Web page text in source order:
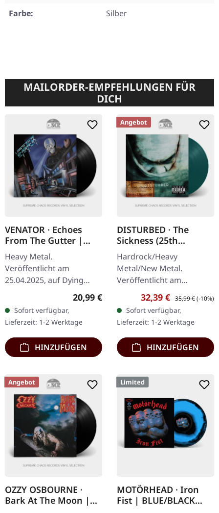
Farbe:
Silber
MAILORDER-EMPFEHLUNGEN FÜR
DICH
VENATOR · Echoes
From The Gutter |
BLACK LP
Heavy Metal.
Veröffentlicht am
25.04.2025, auf Dying
Victims Productions.
Schwarzes Vinyl mit
Insert, Poster, Sticker,
Postkarte und Download-
Code.…
Regulärer Preis:
20,99 €
Sofort verfügbar,
Lieferzeit: 1-2 Werktage
HINZUFÜGEN
Angebot
DISTURBED · The
Sickness (25th
Anniversary Edition) |
GREEN LP
Hardrock/Heavy
Metal/New Metal.
Veröffentlicht am
07.03.2025, auf Reprise
Records. Grünes Vinyl, 25
Jahre Jubiläumsausgabe.
Zur Feier des 25-
jährigen…
Verkaufspreis:
32,39 € Regulärer Preis:
35,99 €(-10%)
Sofort verfügbar,
Lieferzeit: 1-2 Werktage
HINZUFÜGEN
Angebot
OZZY OSBOURNE ·
Bark At The Moon |
Limited
MOTÖRHEAD · Iron
Fist | BLUE/BLACK